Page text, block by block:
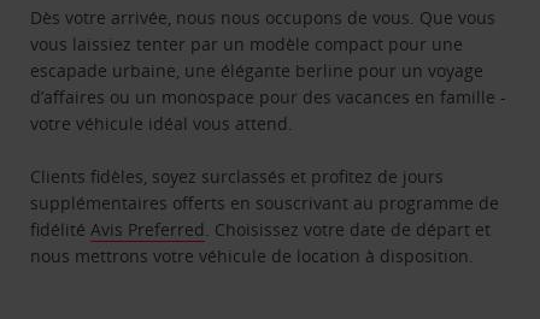
Dès votre arrivée, nous nous occupons de vous. Que vous
vous laissiez tenter par un modèle compact pour une
escapade urbaine, une élégante berline pour un voyage
d’affaires ou un monospace pour des vacances en famille -
votre véhicule idéal vous attend.
Clients fidèles, soyez surclassés et profitez de jours
supplémentaires offerts en souscrivant au programme de
fidélitéAvis Preferred. Choisissez votre date de départ et
nous mettrons votre véhicule de location à disposition.